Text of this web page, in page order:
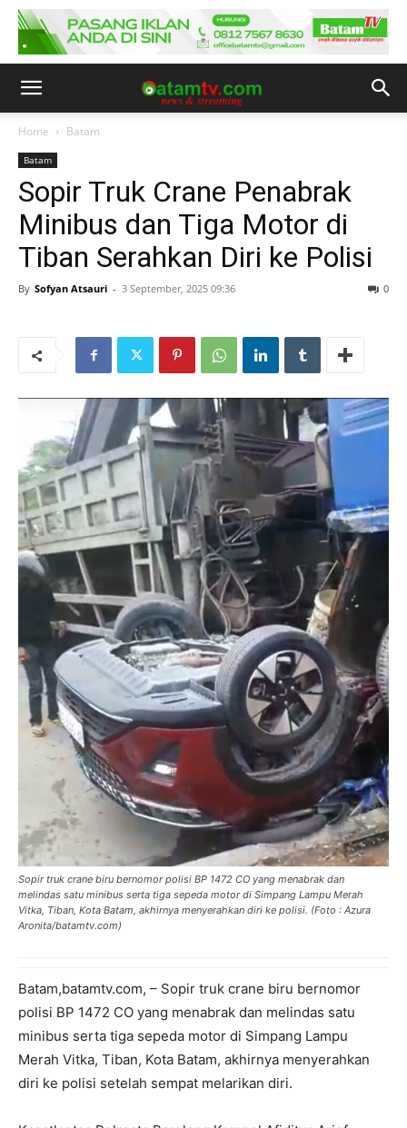
Home Batam
Batam
Sopir Truk Crane Penabrak
Minibus dan Tiga Motor di
Tiban Serahkan Diri ke Polisi
By Sofyan Atsauri - 3 September, 2025 09:36 0
Sopir truk crane biru bernomor polisi BP 1472 CO yang menabrak dan
melindas satu minibus serta tiga sepeda motor di Simpang Lampu Merah
Vitka, Tiban, Kota Batam, akhirnya menyerahkan diri ke polisi. (Foto : Azura
Aronita/batamtv.com)
Batam,batamtv.com, – Sopir truk crane biru bernomor
polisi BP 1472 CO yang menabrak dan melindas satu
minibus serta tiga sepeda motor di Simpang Lampu
Merah Vitka, Tiban, Kota Batam, akhirnya menyerahkan
diri ke polisi setelah sempat melarikan diri.